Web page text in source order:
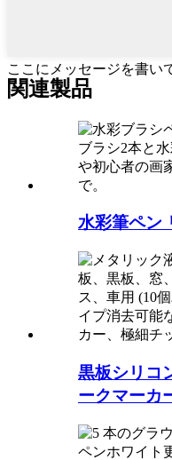
ここにメッセージを書い
関連製品
水彩筆ペン
黒板シリコ
ークマーカ